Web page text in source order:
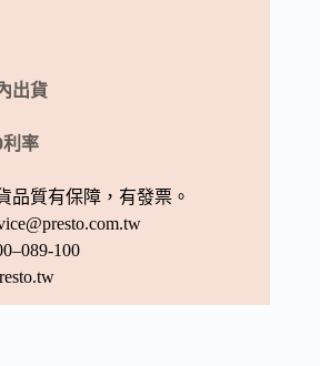
出貨
利率
品質有保障，有發票。
100